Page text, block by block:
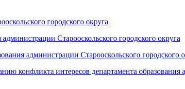
городского округа
Старооскольского городского округа
администрации Старооскольского городского
конфликта интересов департамента образования